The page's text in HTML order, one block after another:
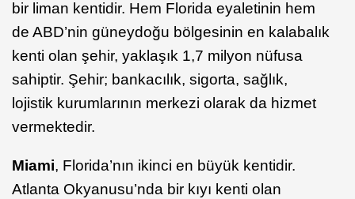
bir liman kentidir. Hem Florida eyaletinin hem
de ABD’nin güneydoğu bölgesinin en kalabalık
kenti olan şehir, yaklaşık 1,7 milyon nüfusa
sahiptir. Şehir; bankacılık, sigorta, sağlık,
lojistik kurumlarının merkezi olarak da hizmet
vermektedir.
Miami, Florida’nın ikinci en büyük kentidir.
Atlanta Okyanusu’nda bir kıyı kenti olan